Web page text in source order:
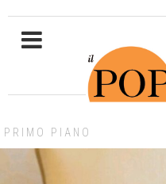
PRIMO PIANO